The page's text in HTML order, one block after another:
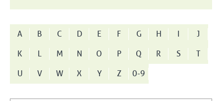
A B C D E F G H I
J
K
L M N O P Q R S
T
U
V W X Y Z 0-9